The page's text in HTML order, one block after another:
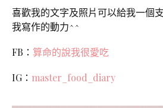
喜歡我的文字及照片可以給我一個
我寫作的動力^^
FB： 算命的說我很愛吃
IG： master_food_diary